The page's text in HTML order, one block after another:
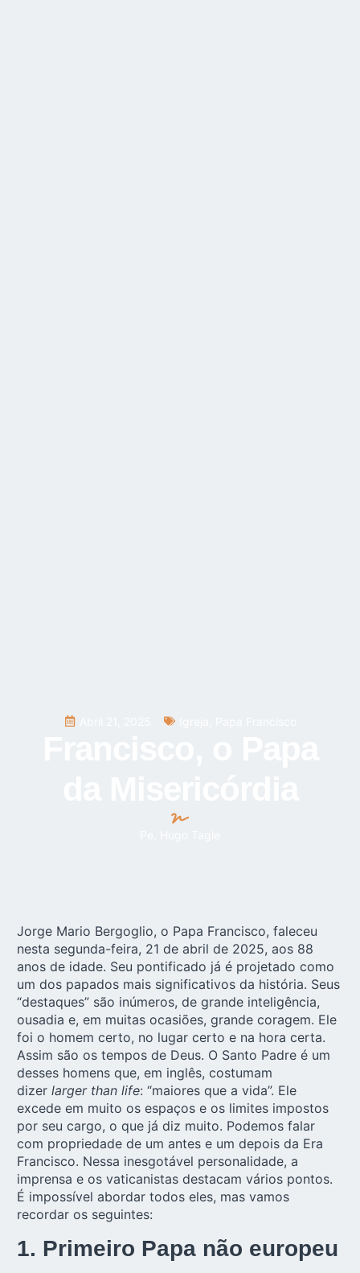
Jorge Mario Bergoglio, o Papa Francisco, faleceu
nesta segunda-feira, 21 de abril de 2025, aos 88
anos de idade. Seu pontificado já é projetado como
um dos papados mais significativos da história. Seus
“destaques” são inúmeros, de grande inteligência,
ousadia e, em muitas ocasiões, grande coragem. Ele
foi o homem certo, no lugar certo e na hora certa.
Assim são os tempos de Deus. O Santo Padre é um
desses homens que, em inglês, costumam
dizer larger than life: “maiores que a vida”. Ele
excede em muito os espaços e os limites impostos
por seu cargo, o que já diz muito. Podemos falar
com propriedade de um antes e um depois da Era
Francisco. Nessa inesgotável personalidade, a
imprensa e os vaticanistas destacam vários pontos.
É impossível abordar todos eles, mas vamos
recordar os seguintes:
1. Primeiro Papa não europeu